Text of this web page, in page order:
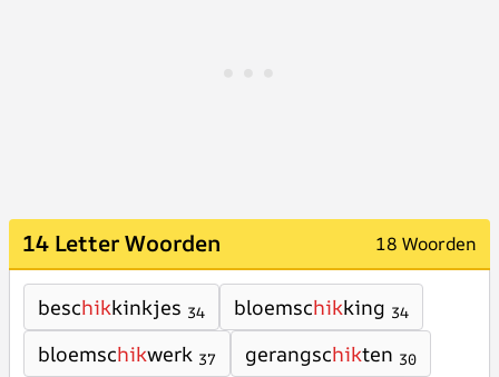
14 Letter Woorden 18 Woorden
beschikkinkjes 34 bloemschikking 34
bloemschikwerk 37 gerangschikten 30